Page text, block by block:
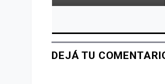
DEJÁ TU